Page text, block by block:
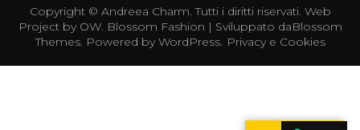
Copyright © Andreea Charm. Tutti i diritti riservati. Web
Project by OW. Blossom Fashion | Sviluppato daBlossom
Themes. Powered by WordPress. Privacy e Cookies